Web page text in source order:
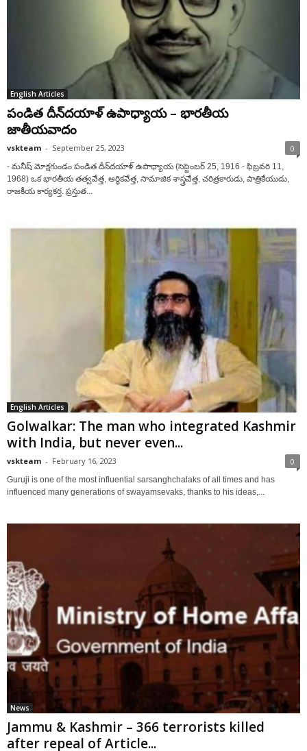
English Articles
పండిత దీన్‌దయాళ్ ఉపాధ్యాయ – భారతీయ
జాతీయవాదం
vskteam - September 25, 2023 0
- మనీష్ మోక్షగుండం పండిత దీన్‌దయాళ్ ఉపాధ్యాయ (సెప్టెంబర్ 25, 1916 - ఫిబ్రవరి 11,
1968) ఒక భారతీయ తత్వవేత్త, ఆర్థికవేత్త, సామాజిక శాస్త్రవేత్త, చరిత్రకారుడు, పాత్రికేయుడు,
రాజకీయ కార్యకర్త. ప్రస్తుత...
English Articles
Golwalkar: The man who integrated Kashmir
with India, but never even...
vskteam - February 16, 2023 0
Guruji is one of the most influential sarsanghchalaks of all times and has
influenced many generations of swayamsevaks, thanks to his ideas,...
News
Jammu & Kashmir – 366 terrorists killed
after repeal of Article...